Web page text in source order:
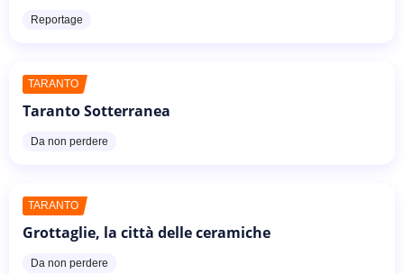
Reportage
TARANTO
Taranto Sotterranea
Da non perdere
TARANTO
Grottaglie, la città delle ceramiche
Da non perdere